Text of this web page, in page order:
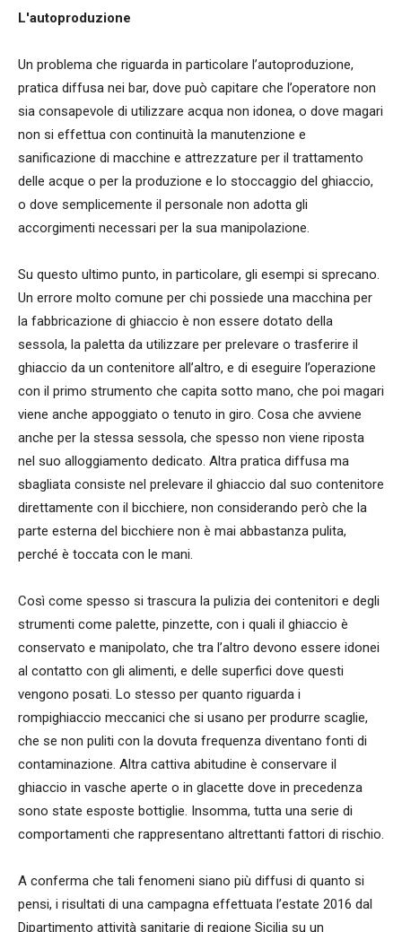
L'autoproduzione
Un problema che riguarda in particolare l’autoproduzione,
pratica diffusa nei bar, dove può capitare che l’operatore non
sia consapevole di utilizzare acqua non idonea, o dove magari
non si effettua con continuità la manutenzione e
sanificazione di macchine e attrezzature per il trattamento
delle acque o per la produzione e lo stoccaggio del ghiaccio,
o dove semplicemente il personale non adotta gli
accorgimenti necessari per la sua manipolazione.
Su questo ultimo punto, in particolare, gli esempi si sprecano.
Un errore molto comune per chi possiede una macchina per
la fabbricazione di ghiaccio è non essere dotato della
sessola, la paletta da utilizzare per prelevare o trasferire il
ghiaccio da un contenitore all’altro, e di eseguire l’operazione
con il primo strumento che capita sotto mano, che poi magari
viene anche appoggiato o tenuto in giro. Cosa che avviene
anche per la stessa sessola, che spesso non viene riposta
nel suo alloggiamento dedicato. Altra pratica diffusa ma
sbagliata consiste nel prelevare il ghiaccio dal suo contenitore
direttamente con il bicchiere, non considerando però che la
parte esterna del bicchiere non è mai abbastanza pulita,
perché è toccata con le mani.
Così come spesso si trascura la pulizia dei contenitori e degli
strumenti come palette, pinzette, con i quali il ghiaccio è
conservato e manipolato, che tra l’altro devono essere idonei
al contatto con gli alimenti, e delle superfici dove questi
vengono posati. Lo stesso per quanto riguarda i
rompighiaccio meccanici che si usano per produrre scaglie,
che se non puliti con la dovuta frequenza diventano fonti di
contaminazione. Altra cattiva abitudine è conservare il
ghiaccio in vasche aperte o in glacette dove in precedenza
sono state esposte bottiglie. Insomma, tutta una serie di
comportamenti che rappresentano altrettanti fattori di rischio.
A conferma che tali fenomeni siano più diffusi di quanto si
pensi, i risultati di una campagna effettuata l’estate 2016 dal
Dipartimento attività sanitarie di regione Sicilia su un